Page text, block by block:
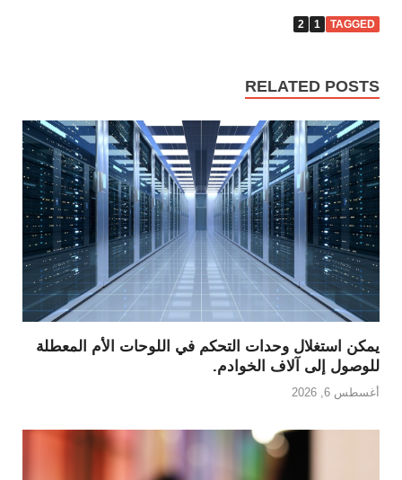
TAGGED
1
2
RELATED POSTS
يمكن استغلال وحدات التحكم في اللوحات الأم المعطلة
للوصول إلى آلاف الخوادم.
أغسطس 6, 2026